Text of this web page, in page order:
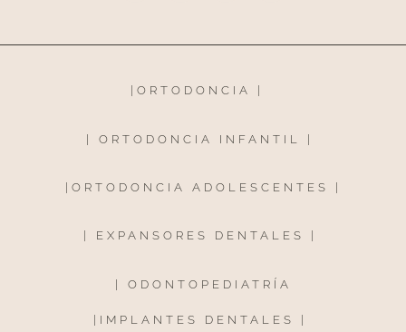
ORTODONCIA
| ORTODONCIA INFANTIL |
ORTODONCIA ADOLESCENTES
EXPANSORES DENTALES
ODONTOPEDIATRÍA
IMPLANTES DENTALES